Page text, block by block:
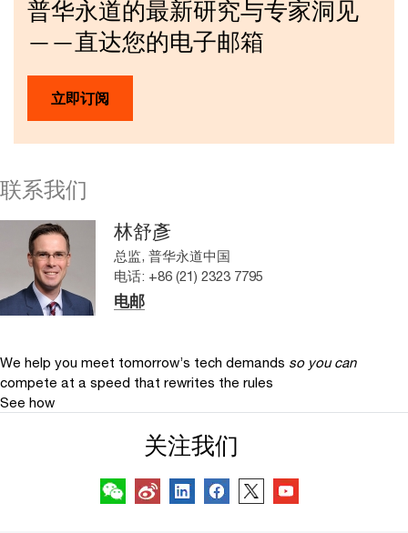
普华永道的最新研究与专家洞见
——直达您的电子邮箱
立即订阅
联系我们
林舒彥
总监, 普华永道中国
电话: +86 (21) 2323 7795
电邮
We help you meet tomorrow’s tech demands so you can
compete at a speed that rewrites the rules
See how
关注我们